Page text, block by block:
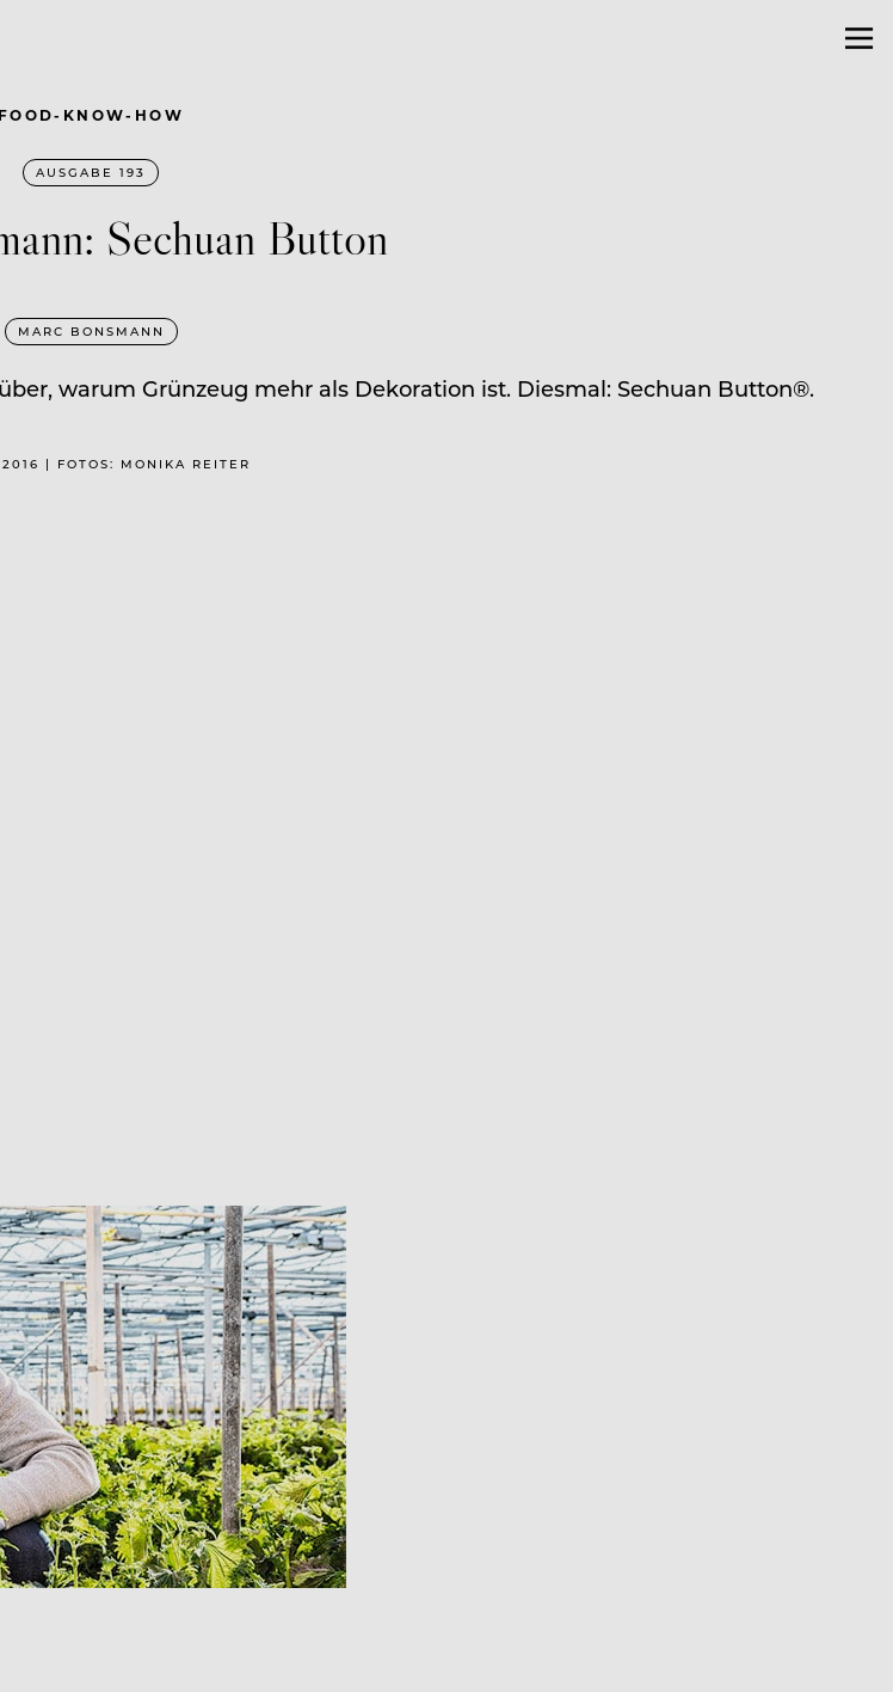
FOOD-KNOW-HOW
AUSGABE 193
Sechuan Button
MARC BONSMANN
warum Grünzeug mehr als Dekoration ist. Diesmal: Sechuan Button®.
| FOTOS: MONIKA REITER